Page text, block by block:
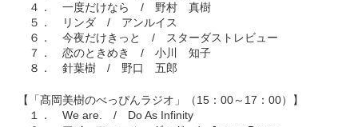
４． 一度だけなら / 野村 真樹
５． リンダ / アンルイス
６． 今夜だけきっと / スターダストレビュー
７． 恋のときめき / 小川 知子
８． 針葉樹 / 野口 五郎
【「髙岡美樹のべっぴんラジオ」（15：00～17：00）】
１． We are. / Do As Infinity